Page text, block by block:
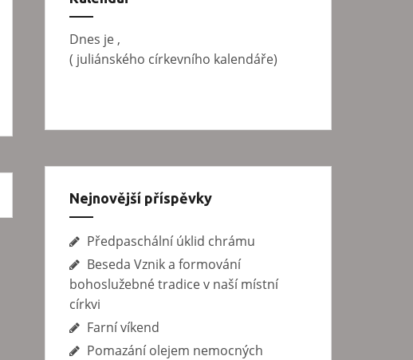
v
á
n
Dnes je ,
( juliánského církevního kalendáře)
Nejnovější příspěvky
Předpaschální úklid chrámu
Beseda Vznik a formování
bohoslužebné tradice v naší místní
církvi
Farní víkend
Pomazání olejem nemocných